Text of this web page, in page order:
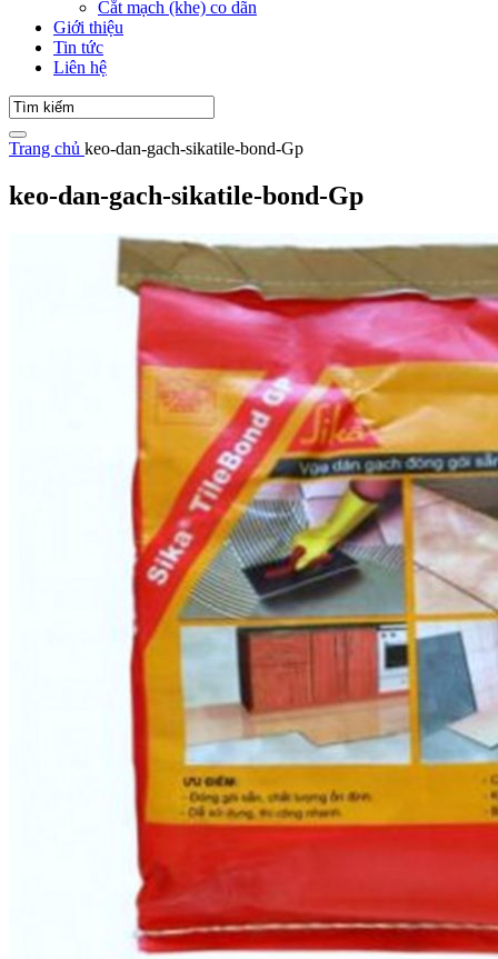
Cắt mạch (khe) co dãn
Giới thiệu
Tin tức
Liên hệ
Trang chủ keo-dan-gach-sikatile-bond-Gp
keo-dan-gach-sikatile-bond-Gp